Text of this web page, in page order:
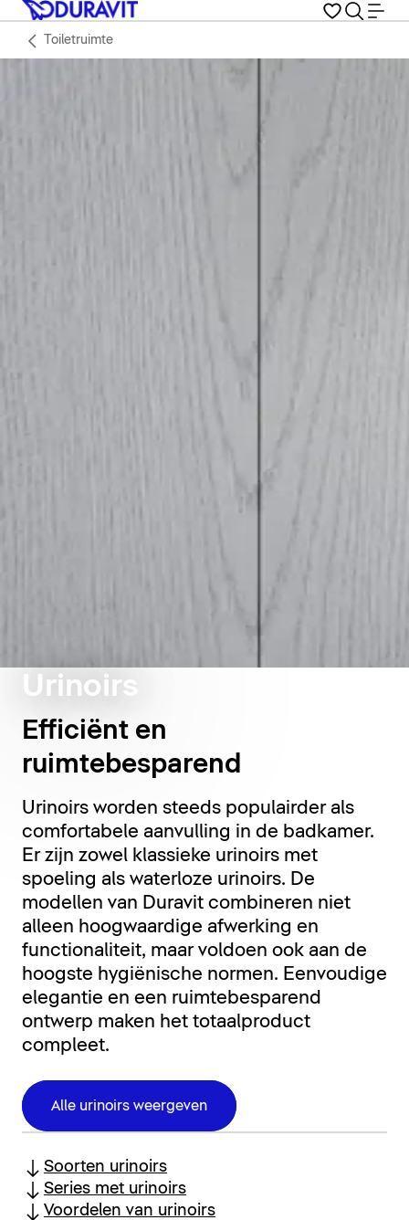
Toiletruimte
Urinoirs
Efficiënt en
ruimtebesparend
Urinoirs worden steeds populairder als
comfortabele aanvulling in de badkamer.
Er zijn zowel klassieke urinoirs met
spoeling als waterloze urinoirs. De
modellen van Duravit combineren niet
alleen hoogwaardige afwerking en
functionaliteit, maar voldoen ook aan de
hoogste hygiënische normen. Eenvoudige
elegantie en een ruimtebesparend
ontwerp maken het totaalproduct
compleet.
Alle urinoirs weergeven
Soorten urinoirs
Series met urinoirs
Voordelen van urinoirs